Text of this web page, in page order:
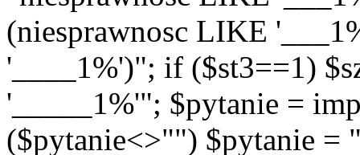
(niesprawnosc LIKE
'____1%')"; if ($st3==1)
'_____1%'"; $pytanie =
($pytanie<>"") $pytanie =